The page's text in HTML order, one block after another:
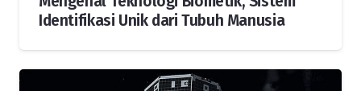
Identifikasi Unik dari Tubuh Manusia